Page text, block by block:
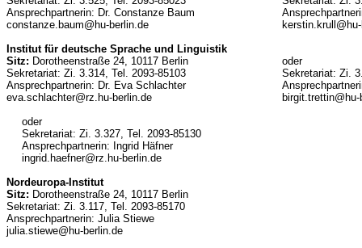
Ansprechpartnerin: Dr. Constanze Baum
constanze.baum@hu-berlin.de
Institut für deutsche Sprache und Linguistik
Sitz: Dorotheenstraße 24, 10117 Berlin
Sekretariat: Zi. 3.314, Tel. 2093-85103
Ansprechpartnerin: Dr. Eva Schlachter
eva.schlachter@rz.hu-berlin.de
oder
Sekretariat: Zi.
oder
Sekretariat: Zi. 3.327, Tel. 2093-85130
Ansprechpartnerin: Ingrid Häfner
ingrid.haefner@rz.hu-berlin.de
Nordeuropa-Institut
Sitz: Dorotheenstraße 24, 10117 Berlin
Sekretariat: Zi. 3.117, Tel. 2093-85170
Ansprechpartnerin: Julia Stiewe
julia.stiewe@hu-berlin.de